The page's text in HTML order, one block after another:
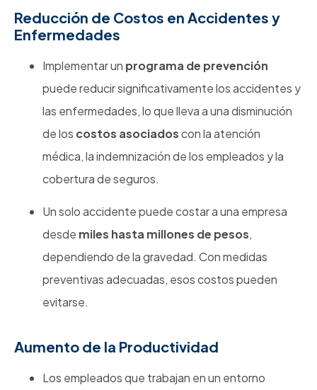
Reducción de Costos en Accidentes y
Enfermedades
Implementar un programa de prevención
puede reducir significativamente los accidentes y
las enfermedades, lo que lleva a una disminución
de los costos asociadoscon la atención
médica, la indemnización de los empleados y la
cobertura de seguros.
Un solo accidente puede costar a una empresa
desde miles hasta millones de pesos,
dependiendo de la gravedad. Con medidas
preventivas adecuadas, esos costos pueden
evitarse.
Aumento de la Productividad
Los empleados que trabajan en un entorno